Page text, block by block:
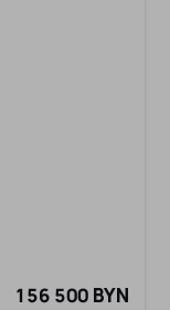
156 500 BYN